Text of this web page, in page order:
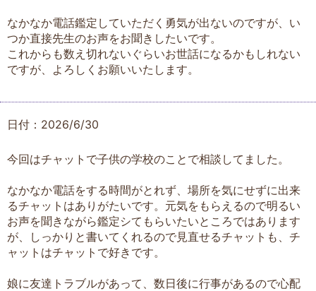
なかなか電話鑑定していただく勇気が出ないのですが、い
つか直接先生のお声をお聞きしたいです。
これからも数え切れないぐらいお世話になるかもしれない
ですが、よろしくお願いいたします。
日付：2026/6/30
今回はチャットで子供の学校のことで相談してました。
なかなか電話をする時間がとれず、場所を気にせずに出来
るチャットはありがたいです。元気をもらえるので明るい
お声を聞きながら鑑定シてもらいたいところではあります
が、しっかりと書いてくれるので見直せるチャットも、チ
ャットはチャットで好きです。
娘に友達トラブルがあって、数日後に行事があるので心配